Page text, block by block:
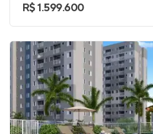
R$ 1.599.600